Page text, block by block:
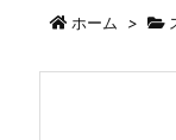
ホーム >